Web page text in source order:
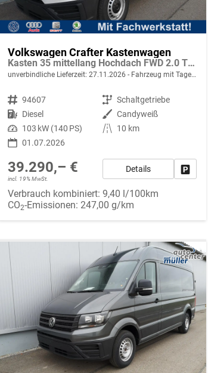
Volkswagen Crafter Kastenwagen
Kasten 35 mittellang Hochdach FWD 2.0 TDI L3H3 AHK Kamera 270 Grad App PDC GRA
unverbindliche Lieferzeit: 27.11.2026 Fahrzeug mit Tageszulassung
Fahrzeugnr. 94607 Getriebe Schaltgetriebe
Kraftstoff Diesel Außenfarbe Candyweiß
Leistung 103 kW (140 PS) Kilometerstand
10 km
01.07.2026
39.290,– €
incl. 19% MwSt.
Details
Verbrauch kombiniert: 9,40 l/100km
CO2-Emissionen: 247,00 g/km